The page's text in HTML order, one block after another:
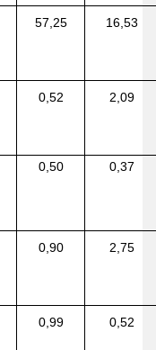
57,25 16,53
0,52 2,09
0,50 0,37
0,90 2,75
0,99 0,52